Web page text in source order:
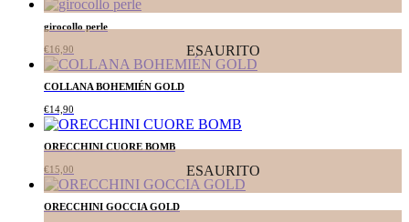
ESAURITO
girocollo perle
€16,90
COLLANA BOHEMIÉN GOLD
€14,90
ESAURITO
ORECCHINI CUORE BOMB
€15,00
ORECCHINI GOCCIA GOLD